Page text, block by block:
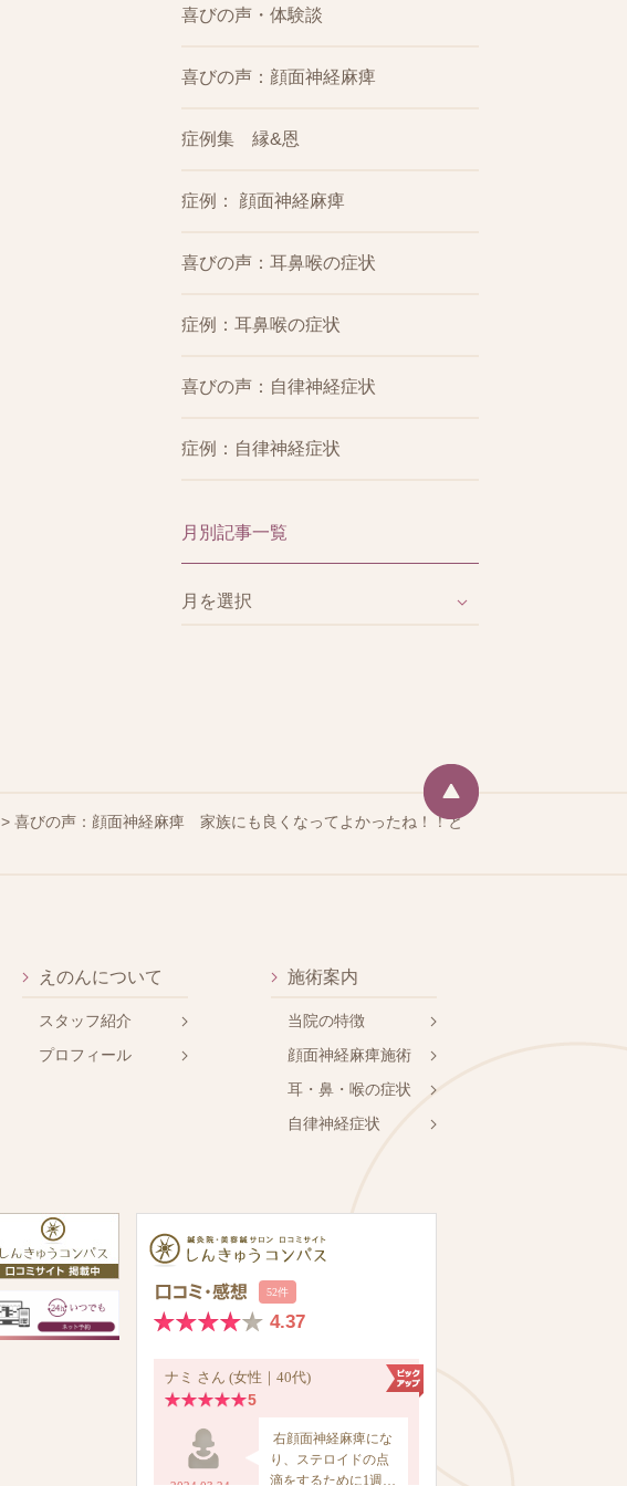
喜びの声・体験談
喜びの声：顔面神経麻痺
症例集 縁&恩
症例： 顔面神経麻痺
喜びの声：耳鼻喉の症状
症例：耳鼻喉の症状
喜びの声：自律神経症状
症例：自律神経症状
月別記事一覧
>喜びの声：顔面神経麻痺 家族にも良くなってよかったね！！と
えのんについて
スタッフ紹介
プロフィール
施術案内
当院の特徴
顔面神経麻痺施術
耳・鼻・喉の症状
自律神経症状